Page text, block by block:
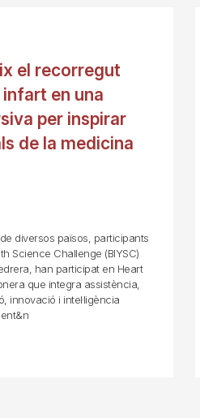
el recorregut
infart en una
per inspirar
de la medicina
diversos països, participants
Science Challenge (BIYSC)
han participat en Heart
que integra assistència,
innovació i intel·ligència